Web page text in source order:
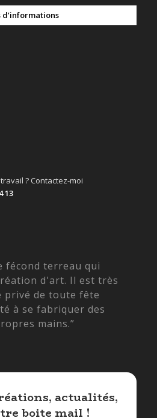
d’informations
? Contactez-moi
13
fécond terreau qui
d'art. Il est très
privé de toute fête
à se fabriquer des
mains.”
actualités,
boite mail !